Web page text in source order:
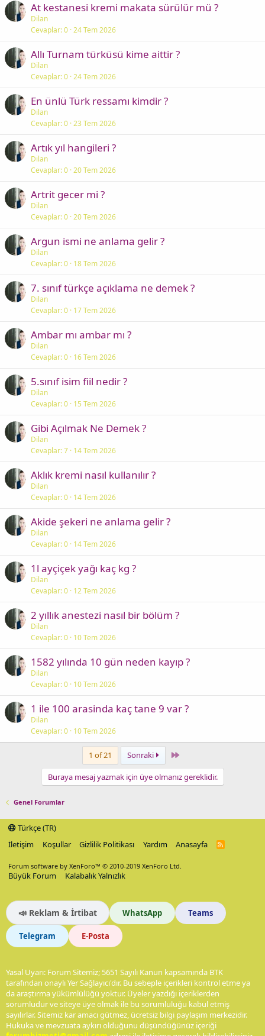
At kestanesi kremi makata sürülür mü ?
Dilan
Cevaplar 0 24 Tem 2026
Allı Turnam türküsü kime aittir ?
Dilan
Cevaplar 0 24 Tem 2026
En ünlü Türk ressamı kimdir ?
Dilan
Cevaplar 0 23 Tem 2026
Artık yıl hangileri ?
Dilan
Cevaplar 0 20 Tem 2026
Artrit gecer mi ?
Dilan
Cevaplar 0 20 Tem 2026
Argun ismi ne anlama gelir ?
Dilan
Cevaplar 0 18 Tem 2026
7. sınıf türkçe açıklama ne demek ?
Dilan
Cevaplar 0 17 Tem 2026
Ambar mı ambar mı ?
Dilan
Cevaplar 0 16 Tem 2026
5.sınıf isim fiil nedir ?
Dilan
Cevaplar 0 15 Tem 2026
Gibi Açılmak Ne Demek ?
Dilan
Cevaplar 7 14 Tem 2026
Aklık kremi nasıl kullanılır ?
Dilan
Cevaplar 0 14 Tem 2026
Akide şekeri ne anlama gelir ?
Dilan
Cevaplar 0 14 Tem 2026
1l ayçiçek yağı kaç kg ?
Dilan
Cevaplar 0 12 Tem 2026
2 yıllık anestezi nasıl bir bölüm ?
Dilan
Cevaplar 0 10 Tem 2026
1582 yılında 10 gün neden kayıp ?
Dilan
Cevaplar 0 10 Tem 2026
1 ile 100 arasinda kaç tane 9 var ?
Dilan
Cevaplar 0 10 Tem 2026
1 of 21 Sonraki Last
Buraya mesaj yazmak için üye olmanız gereklidir.
Genel Forumlar
Türkçe (TR)
İletişim
Koşullar Gizlilik Politikası Yardım Anasayfa
R
Forum software by XenForo™ © 2010-2019 XenForo Ltd.
Büyük Forum Kalabalık Yalnızlık
📣 Reklam & İrtibat WhatsApp Teams
Telegram E-Posta
Yasal Uyarı: Forum Sitemiz; 5651 Sayılı Kanun kapsamında BTK
tarafından onaylı Yer Sağlayıcı'dır. Bu sebeple içerikleri kontrol etme ya
da araştırma yükümlülüğü yoktur. Üyeler yazdığı içeriklerden
sorumludur ve siteye üye olmak ile bu sorumluluğu kabul etmiş
sayılırlar. Sitemiz kar amacı gütmez, ücretsiz bilgi paylaşım merkezidir.
Hukuka ve mevzuata aykırı olduğunu düşündüğünüz içeriği